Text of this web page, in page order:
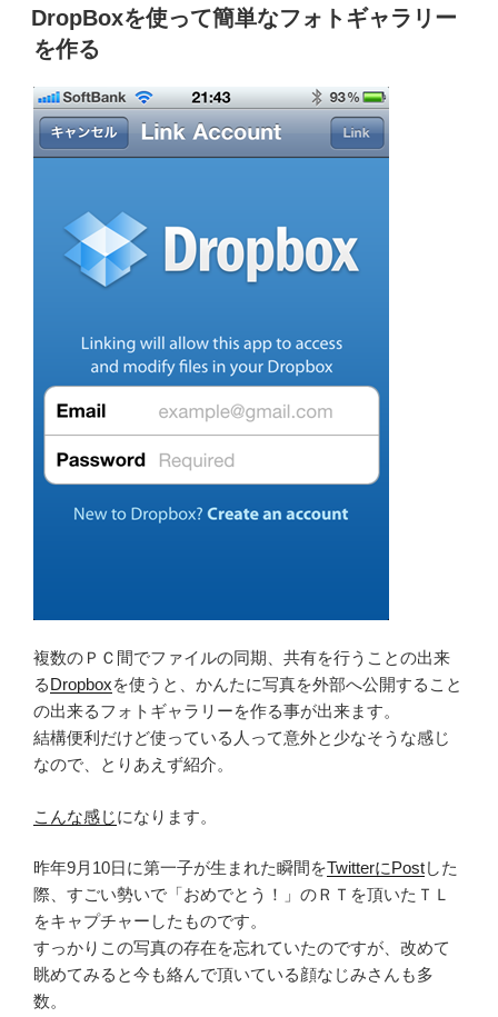
稿
日:
DropBoxを使って簡単なフォトギャラリー
を作る
複数のＰＣ間でファイルの同期、共有を行うことの出来
るDropboxを使うと、かんたに写真を外部へ公開すること
の出来るフォトギャラリーを作る事が出来ます。
結構便利だけど使っている人って意外と少なそうな感じ
なので、とりあえず紹介。
こんな感じになります。
昨年9月10日に第一子が生まれた瞬間をTwitterにPostした
際、すごい勢いで「おめでとう！」のＲＴを頂いたＴＬ
をキャプチャーしたものです。
すっかりこの写真の存在を忘れていたのですが、改めて
眺めてみると今も絡んで頂いている顔なじみさんも多
数。